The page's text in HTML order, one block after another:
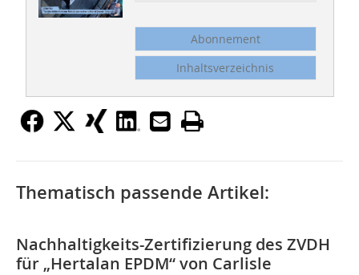
Abonnement
Inhaltsverzeichnis
Thematisch passende Artikel:
Nachhaltigkeits-Zertifizierung des ZVDH
für „Hertalan EPDM“ von Carlisle